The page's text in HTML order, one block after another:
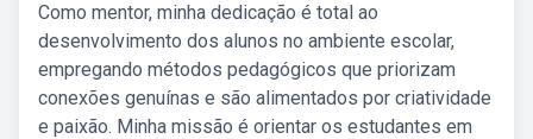
Como mentor, minha dedicação é total ao
desenvolvimento dos alunos no ambiente escolar,
empregando métodos pedagógicos que priorizam
conexões genuínas e são alimentados por criatividade
e paixão. Minha missão é orientar os estudantes em